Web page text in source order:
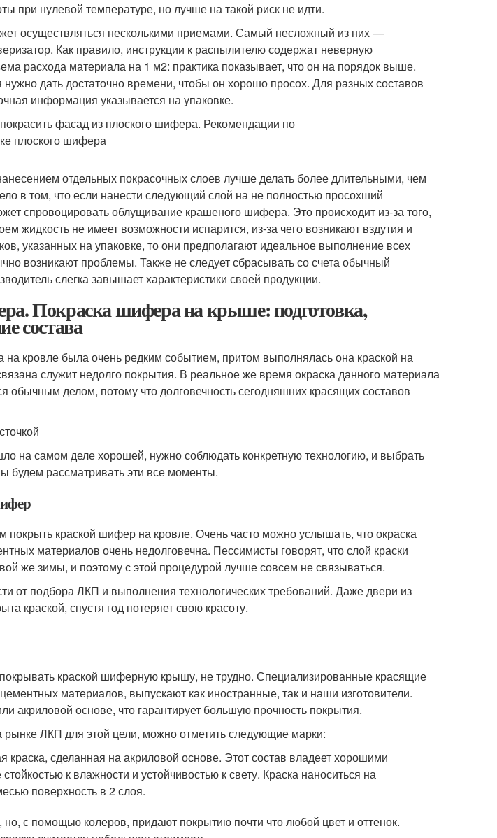
при нулевой температуре, но лучше на такой риск не идти.
осуществляться несколькими приемами. Самый несложный из них —
Как правило, инструкции к распылителю содержат неверную
расхода материала на 1 м2: практика показывает, что он на порядок выше.
дать достаточно времени, чтобы он хорошо просох. Для разных составов
информация указывается на упаковке.
отдельных покрасочных слоев лучше делать более длительными, чем
в том, что если нанести следующий слой на не полностью просохший
спровоцировать облущивание крашеного шифера. Это происходит из-за того,
жидкость не имеет возможности испарится, из-за чего возникают вздутия и
указанных на упаковке, то они предполагают идеальное выполнение всех
возникают проблемы. Также не следует сбрасывать со счета обычный
слегка завышает характеристики своей продукции.
Покраска шифера на крыше: подготовка,
состава
кровле была очень редким событием, притом выполнялась она краской на
служит недолго покрытия. В реальное же время окраска данного материала
обычным делом, потому что долговечность сегодняшних красящих составов
на самом деле хорошей, нужно соблюдать конкретную технологию, и выбрать
будем рассматривать эти все моменты.
краской шифер на кровле. Очень часто можно услышать, что окраска
материалов очень недолговечна. Пессимисты говорят, что слой краски
же зимы, и поэтому с этой процедурой лучше совсем не связываться.
от подбора ЛКП и выполнения технологических требований. Даже двери из
краской, спустя год потеряет свою красоту.
краской шиферную крышу, не трудно. Специализированные красящие
материалов, выпускают как иностранные, так и наши изготовители.
акриловой основе, что гарантирует большую прочность покрытия.
рынке ЛКП для этой цели, можно отметить следующие марки:
сделанная на акриловой основе. Этот состав владеет хорошими
к влажности и устойчивостью к свету. Краска наноситься на
поверхность в 2 слоя.
с помощью колеров, придают покрытию почти что любой цвет и оттенок.